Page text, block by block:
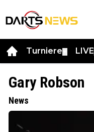
Turniere LIVE
Gary Robson
News